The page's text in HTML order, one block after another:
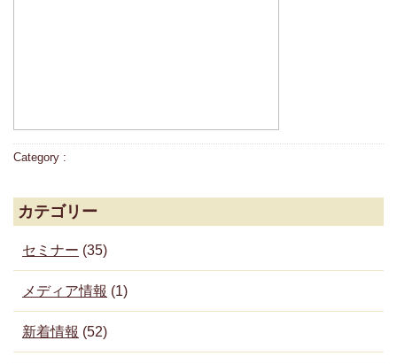
Category :
カテゴリー
セミナー (35)
メディア情報 (1)
新着情報 (52)